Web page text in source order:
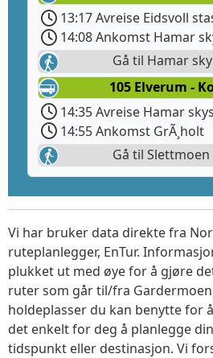
13:17 Avreise Eidsvoll
14:08 Ankomst Hamar
Gå til Hamar
105 Elverum -
14:35 Avreise Hamar
14:55 Ankomst GrÃ¸holt
Gå til Slettmoen
Vi har bruker data direkte fra
ruteplanlegger, EnTur.
plukket ut med øye for å gjøre
ruter som går til/fra
holdeplasser du kan benytte for
det enkelt for deg å planlegge
tidspunkt eller destinasjon. Vi